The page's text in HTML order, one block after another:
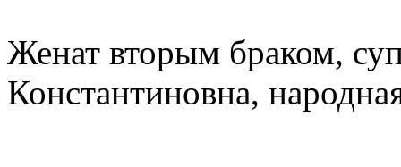
Женат вторым браком,
Константиновна,